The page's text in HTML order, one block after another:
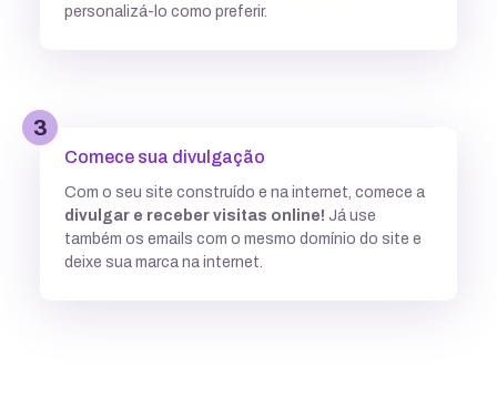
Integração com ferramentas Git
Subdomínios ilimitados
personalizá-lo como preferir.
3
Comece sua divulgação
Com o seu site construído e na internet, comece a
divulgar e receber visitas online! Já use
também os emails com o mesmo domínio do site e
deixe sua marca na internet.